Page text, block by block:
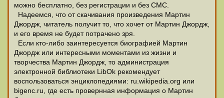
можно бесплатно, без регистрации и без СМС.
Надеемся, что от скачивания произведения Мартин
Джордж, читатель получит то, что хочет от Мартин Джордж,
и его время не будет потрачено зря.
Если кто-либо заинтересуется биографией Мартин
Джордж или интересными моментами из жизни и
творчества Мартин Джордж, то администрация
электронной библиотеки LibOk рекомендует
воспользоваться энциклопедиями: ru.wikipedia.org или
bigenc.ru, где есть провернная информация о Мартин